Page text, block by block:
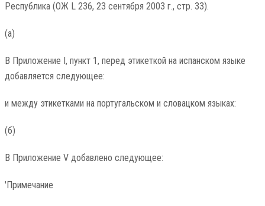
Республика (ОЖ L 236, 23 сентября 2003 г., стр. 33).
(а)
В Приложение I, пункт 1, перед этикеткой на испанском языке
добавляется следующее:
и между этикетками на португальском и словацком языках:
(б)
В Приложение V добавлено следующее:
'Примечание